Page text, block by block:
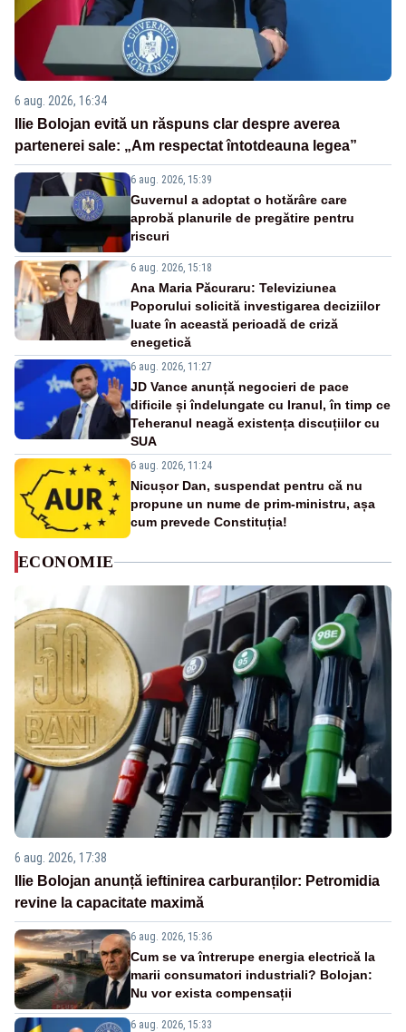
6 aug. 2026, 16:34
Ilie Bolojan evită un răspuns clar despre averea
partenerei sale: „Am respectat întotdeauna legea”
6 aug. 2026, 15:39
Guvernul a adoptat o hotărâre care
aprobă planurile de pregătire pentru
riscuri
6 aug. 2026, 15:18
Ana Maria Păcuraru: Televiziunea
Poporului solicită investigarea deciziilor
luate în această perioadă de criză
enegetică
6 aug. 2026, 11:27
JD Vance anunță negocieri de pace
dificile și îndelungate cu Iranul, în timp ce
Teheranul neagă existența discuțiilor cu
SUA
6 aug. 2026, 11:24
Nicușor Dan, suspendat pentru că nu
propune un nume de prim-ministru, așa
cum prevede Constituția!
ECONOMIE
6 aug. 2026, 17:38
Ilie Bolojan anunță ieftinirea carburanților: Petromidia
revine la capacitate maximă
6 aug. 2026, 15:36
Cum se va întrerupe energia electrică la
marii consumatori industriali? Bolojan:
Nu vor exista compensații
6 aug. 2026, 15:33